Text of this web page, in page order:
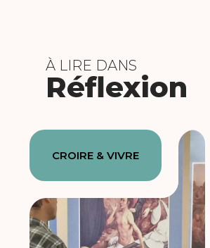
À LIRE DANS
Réflexion
CROIRE & VIVRE